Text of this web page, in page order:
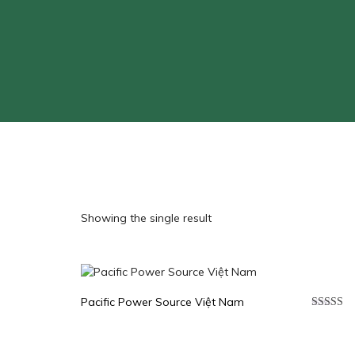
Showing the single result
Pacific Power Source Việt Nam